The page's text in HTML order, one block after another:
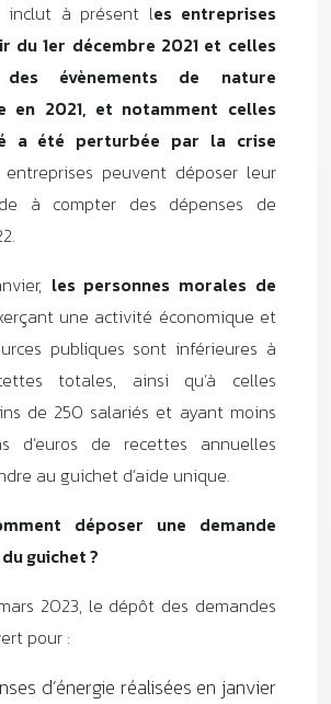
inclut à présent les entreprises
du 1er décembre 2021 et celles
évènements de nature
en 2021, et notamment celles
a été perturbée par la crise
entreprises peuvent déposer leur
à compter des dépenses de
les personnes morales de
une activité économique et
publiques sont inférieures à
totales, ainsi qu’à celles
de 250 salariés et ayant moins
d’euros de recettes annuelles
au guichet d’aide unique.
déposer une demande
guichet ?
2023, le dépôt des demandes
pour :
d’énergie réalisées en janvier